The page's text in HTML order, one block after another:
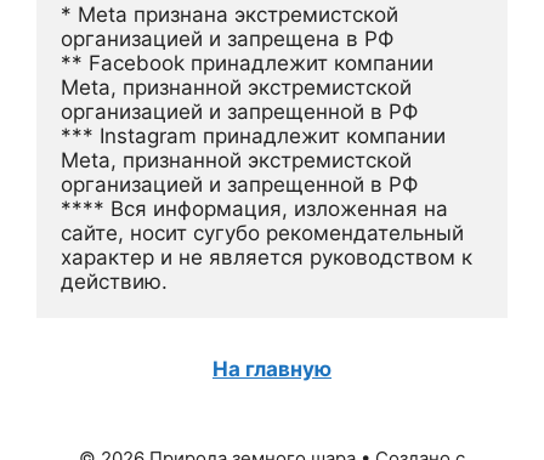
* Meta признана экстремистской
организацией и запрещена в РФ
** Facebook принадлежит компании
Meta, признанной экстремистской
организацией и запрещенной в РФ
*** Instagram принадлежит компании
Meta, признанной экстремистской
организацией и запрещенной в РФ
**** Вся информация, изложенная на
сайте, носит сугубо рекомендательный
характер и не является руководством к
действию.
На главную